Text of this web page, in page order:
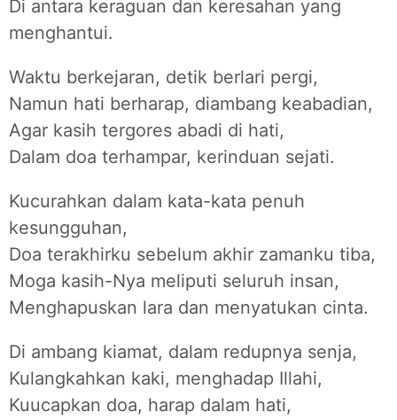
Di antara keraguan dan keresahan yang
menghantui.
Waktu berkejaran, detik berlari pergi,
Namun hati berharap, diambang keabadian,
Agar kasih tergores abadi di hati,
Dalam doa terhampar, kerinduan sejati.
Kucurahkan dalam kata-kata penuh
kesungguhan,
Doa terakhirku sebelum akhir zamanku tiba,
Moga kasih-Nya meliputi seluruh insan,
Menghapuskan lara dan menyatukan cinta.
Di ambang kiamat, dalam redupnya senja,
Kulangkahkan kaki, menghadap Illahi,
Kuucapkan doa, harap dalam hati,